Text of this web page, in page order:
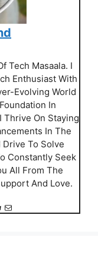
Tech Masaala. I
Enthusiast With
Evolving World
In
Thrive On Staying
In The
To Solve
Constantly Seek
All From The
And Love.
Mail